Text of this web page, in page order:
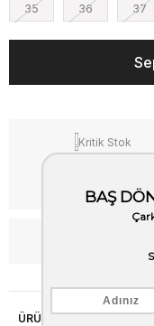
35 36 37
Kritik Stok
Kargo Bedava
ÜRÜN ÖZELLIKLERI